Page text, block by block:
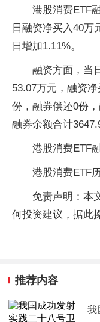
港股消费ETF
日融资净买入40万
日增加1.11%。
融资方面，当
53.07万元，融资
份，融券偿还0份
融券余额合计
港股消费ETF
港股消费ETF
免责声明：本
何投资建议，据此
推荐内容
我